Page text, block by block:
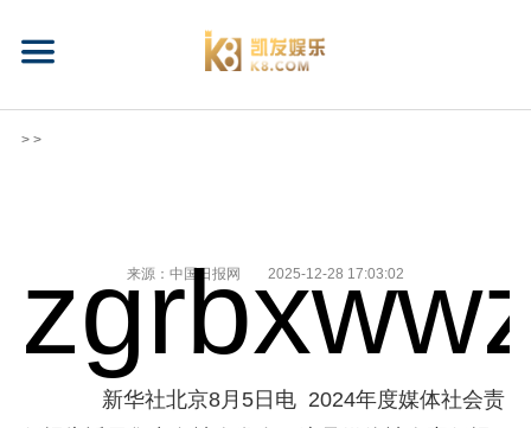
> >
来源：中国日报网 2025-12-28 17:03:02
新华社北京8月5日电 2024年度媒体社会责